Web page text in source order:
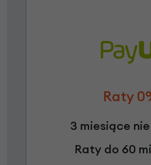
Raty
3 miesiące
Raty do 60